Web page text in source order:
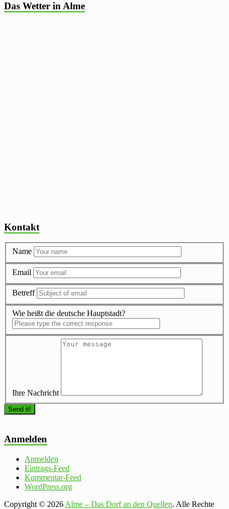
Das Wetter in Alme
Kontakt
Name
Email
Betreff
Wie heißt die deutsche Hauptstadt?
Ihre Nachricht
Anmelden
Anmelden
Eintrags-Feed
Kommentar-Feed
WordPress.org
Copyright © 2026 Alme – Das Dorf an den Quellen. Alle Rechte